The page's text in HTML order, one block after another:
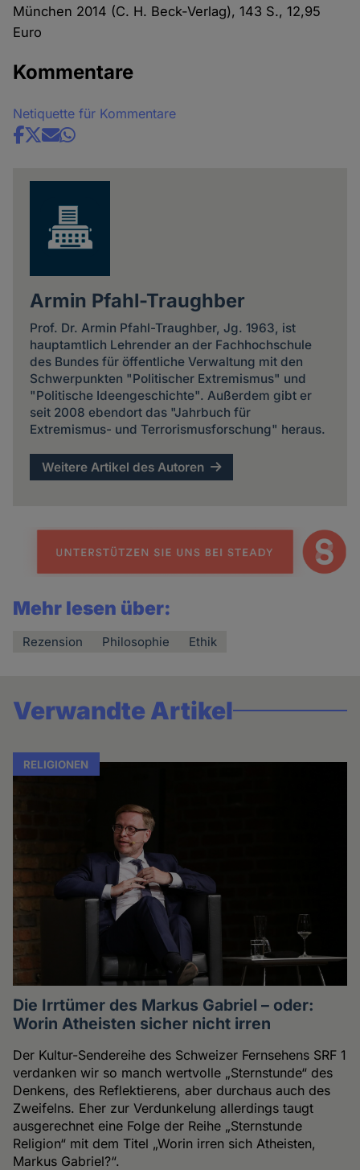
München 2014 (C. H. Beck-Verlag), 143 S., 12,95
Euro
Kommentare
Netiquette für Kommentare
Share
Armin Pfahl-Traughber
Prof. Dr. Armin Pfahl-Traughber, Jg. 1963, ist
hauptamtlich Lehrender an der Fachhochschule
des Bundes für öffentliche Verwaltung mit den
Schwerpunkten "Politischer Extremismus" und
"Politische Ideengeschichte". Außerdem gibt er
seit 2008 ebendort das "Jahrbuch für
Extremismus- und Terrorismusforschung" heraus.
Weitere Artikel des Autoren
Mehr lesen über:
Rezension Philosophie Ethik
Verwandte Artikel
RELIGIONEN
Die Irrtümer des Markus Gabriel – oder:
Worin Atheisten sicher nicht irren
Der Kultur-Sendereihe des Schweizer Fernsehens SRF 1
verdanken wir so manch wertvolle „Sternstunde“ des
Denkens, des Reflektierens, aber durchaus auch des
Zweifelns. Eher zur Verdunkelung allerdings taugt
ausgerechnet eine Folge der Reihe „Sternstunde
Religion“ mit dem Titel „Worin irren sich Atheisten,
Markus Gabriel?“.